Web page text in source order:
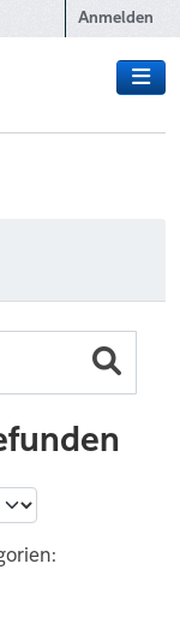
Anmelden